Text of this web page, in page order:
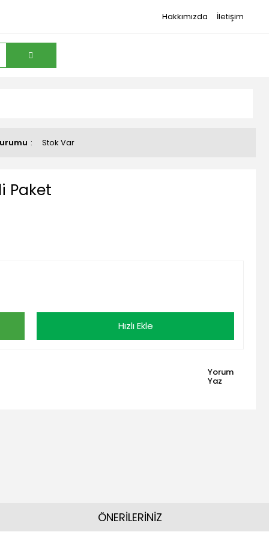
Hakkımızda İletişim
Stok Var
Paket
Hızlı Ekle
Yorum
Yaz
ÖNERİLERİNİZ